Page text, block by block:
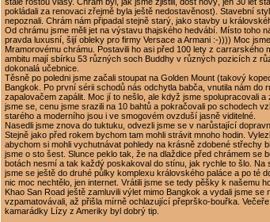
pokládali za renovaci zřejmě byla ještě nedostavěnost). Stavební
nepoznali. Chrám nám připadal stejně starý, jako stavby u
Od chrámu jsme měli jet na výstavu thajského hedvábí. Místo toho
pravda luxusní, šijí obleky pro firmy Versace a Armani :-)))) Moc
Mramorovému chrámu. Postavili ho asi před 100 lety z carrarského
ambitu mají sbírku 53 různých soch Buddhy v různých pozicích z
dokonalá učebnice.
Těsně po poledni jsme začali stoupat na Golden Mount (takový
Bangkok. Po první sérii schodů nás odchytla babča, vnutila nám
zapalovačem zapálit. Moc jí to nešlo, ale když jsme spolupracovali
jsme se, cenu jsme srazili na 10 bahtů a pokračovali po schodech
starého a moderního jsou i ve smogovém ovzduší jasně viditelné.
Nasedli jsme znova do tuktuku, odvezli jsme se v narůstající
Stejně jako před rokem bychom tam mohli strávit mnoho hodin.
abychom si mohli vychutnávat pohledy na krásně zdobené střechy
jsme o sto šest. Slunce peklo tak, že na dlaždice před chrámem se
botách nesmí a tak každý poskakoval do stínu, jak rychle to šlo. Na
jsme se ještě do druhé půlky komplexu královského paláce a po té
nic moc nechtělo, jen internet. Vrátili jsme se tedy pěšky k našemu
Khao San Road ještě zamluvili výlet mimo Bangkok a vydali jsme
vzpamatovávali, až přišla mírně ochlazující přeprško-bouřka.
kamarádky Lízy z Ameriky byl dobrý tip.